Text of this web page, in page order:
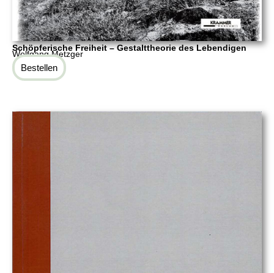
Schöpferische Freiheit – Gestalttheorie des Lebendigen
Wolfgang Metzger
Bestellen